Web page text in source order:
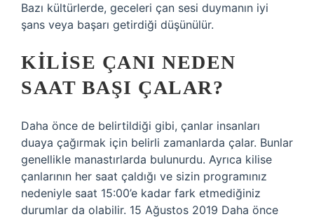
Bazı kültürlerde, geceleri çan sesi duymanın iyi
şans veya başarı getirdiği düşünülür.
KILISE ÇANI NEDEN
SAAT BAŞI ÇALAR?
Daha önce de belirtildiği gibi, çanlar insanları
duaya çağırmak için belirli zamanlarda çalar. Bunlar
genellikle manastırlarda bulunurdu. Ayrıca kilise
çanlarının her saat çaldığı ve sizin programınız
nedeniyle saat 15:00’e kadar fark etmediğiniz
durumlar da olabilir. 15 Ağustos 2019 Daha önce